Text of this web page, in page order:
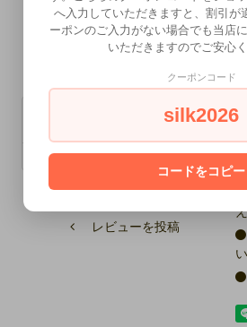
6,380円(税580円)～6,3
型番
8086
レビューを投稿
へ入力していただきますと、割引
ーポンのご入力がない場合でも当店
いただきますのでご安心く
クーポンコード
silk2026
コードをコピー